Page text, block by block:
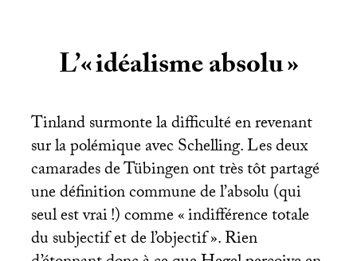
L’«idéalisme absolu»
Tinland surmonte la difficulté en revenant
sur la polémique avec Schelling. Les deux
camarades de Tübingen ont très tôt partagé
une définition commune de l’absolu (qui
seul est vrai!) comme «indifférence totale
du subjectif et de l’objectif». Rien